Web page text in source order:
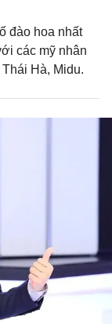
đào hoa nhất
các mỹ nhân
Hà, Midu.